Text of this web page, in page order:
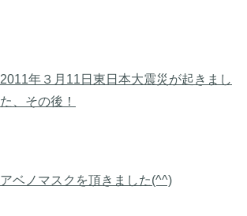
2011年３月11日東日本大震災が起きまし
た、その後！
アベノマスクを頂きました(^^)